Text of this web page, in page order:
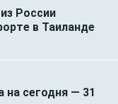
России
в Таиланде
на сегодня — 31